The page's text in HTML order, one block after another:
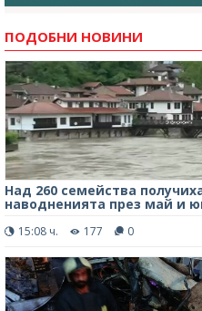
ПОДОБНИ НОВИНИ
Над 260 семейства
наводненията през май и
15:08 ч. 177 0